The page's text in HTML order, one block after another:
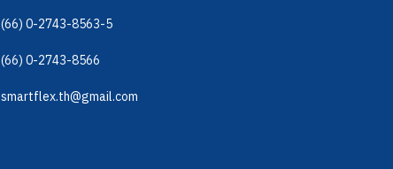
(66) 0-2743-8563-5
(66) 0-2743-8566
smartflex.th@gmail.com